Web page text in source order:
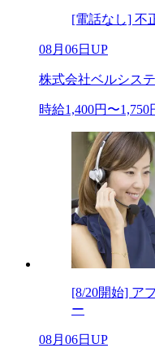
[電話なし] 不
08月06日UP
株式会社ベルシス
時給1,400円〜1,750
[8/20開始] ア
ー
08月06日UP